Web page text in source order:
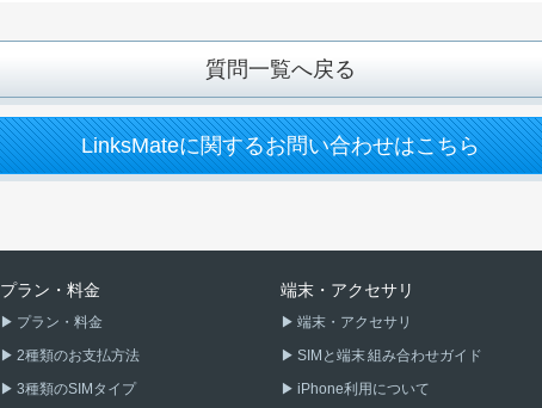
質問一覧へ戻る
LinksMateに関するお問い合わせはこちら
プラン・料金
プラン・料金
2種類のお支払方法
3種類のSIMタイプ
端末・アクセサリ
端末・アクセサリ
SIMと端末 組み合わせガイド
iPhone利用について